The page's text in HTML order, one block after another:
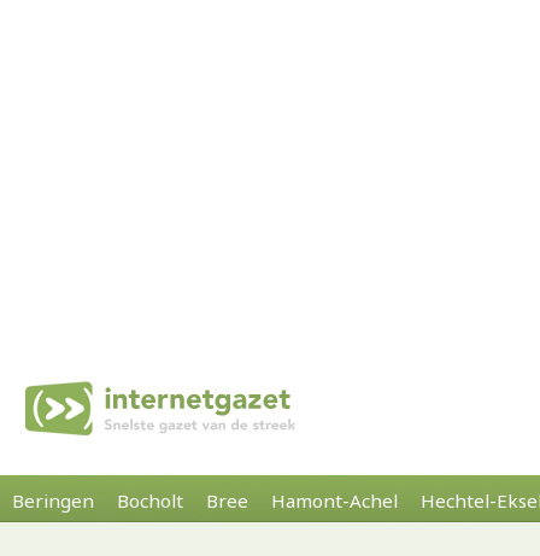
Beringen Bocholt Bree Hamont-Achel Hechtel-